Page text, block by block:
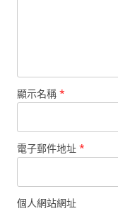
顯示名稱 *
電子郵件地址 *
個人網站網址